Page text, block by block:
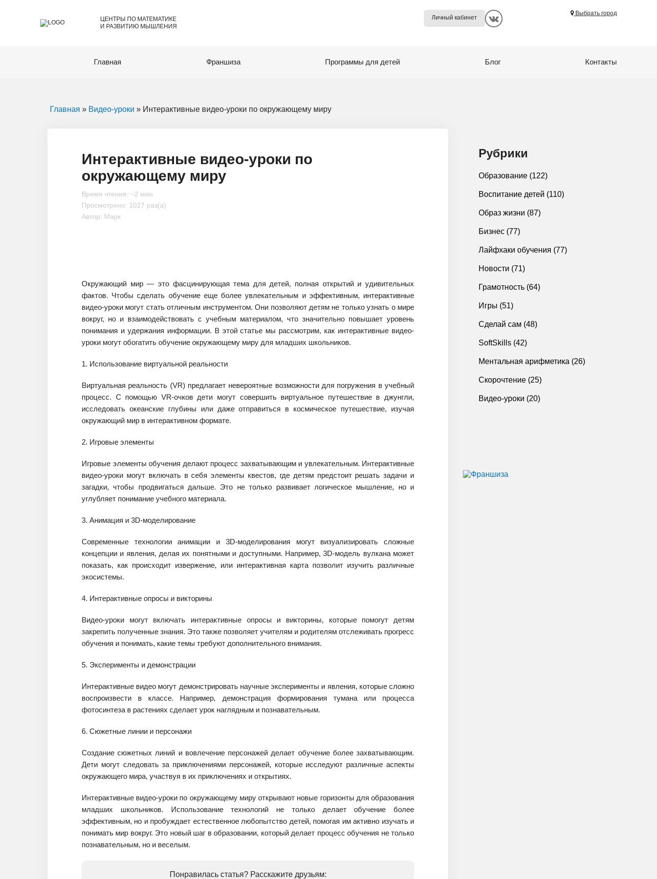
ЦЕНТРЫ ПО МАТЕМАТИКЕ
И РАЗВИТИЮ МЫШЛЕНИЯ
Личный кабинет
Выбрать город
Главная Франшиза Программы для детей Блог Контакты
Путилково
Пушкино
Тверь
Томск
Тында
Ульяновск
Главная » Видео-уроки » Интерактивные видео-уроки по окружающему миру
Интерактивные видео-уроки по
окружающему миру
Время чтения: ~2 мин
Просмотрено: 1027 раз(а)
Автор: Марк
Окружающий мир — это фасцинирующая тема для детей, полная открытий и удивительных
фактов. Чтобы сделать обучение еще более увлекательным и эффективным, интерактивные
видео-уроки могут стать отличным инструментом. Они позволяют детям не только узнать о мире
вокруг, но и взаимодействовать с учебным материалом, что значительно повышает уровень
понимания и удержания информации. В этой статье мы рассмотрим, как интерактивные видео-
уроки могут обогатить обучение окружающему миру для младших школьников.
1. Использование виртуальной реальности
Виртуальная реальность (VR) предлагает невероятные возможности для погружения в учебный
процесс. С помощью VR-очков дети могут совершить виртуальное путешествие в джунгли,
исследовать океанские глубины или даже отправиться в космическое путешествие, изучая
окружающий мир в интерактивном формате.
2. Игровые элементы
Игровые элементы обучения делают процесс захватывающим и увлекательным. Интерактивные
видео-уроки могут включать в себя элементы квестов, где детям предстоит решать задачи и
загадки, чтобы продвигаться дальше. Это не только развивает логическое мышление, но и
углубляет понимание учебного материала.
3. Анимация и 3D-моделирование
Современные технологии анимации и 3D-моделирования могут визуализировать сложные
концепции и явления, делая их понятными и доступными. Например, 3D-модель вулкана может
показать, как происходит извержение, или интерактивная карта позволит изучить различные
экосистемы.
4. Интерактивные опросы и викторины
Видео-уроки могут включать интерактивные опросы и викторины, которые помогут детям
закрепить полученные знания. Это также позволяет учителям и родителям отслеживать прогресс
обучения и понимать, какие темы требуют дополнительного внимания.
5. Эксперименты и демонстрации
Интерактивные видео могут демонстрировать научные эксперименты и явления, которые сложно
воспроизвести в классе. Например, демонстрация формирования тумана или процесса
фотосинтеза в растениях сделает урок наглядным и познавательным.
6. Сюжетные линии и персонажи
Создание сюжетных линий и вовлечение персонажей делает обучение более захватывающим.
Дети могут следовать за приключениями персонажей, которые исследуют различные аспекты
окружающего мира, участвуя в их приключениях и открытиях.
Интерактивные видео-уроки по окружающему миру открывают новые горизонты для образования
младших школьников. Использование технологий не только делает обучение более
эффективным, но и пробуждает естественное любопытство детей, помогая им активно изучать и
понимать мир вокруг. Это новый шаг в образовании, который делает процесс обучения не только
познавательным, но и веселым.
Понравилась статья? Расскажите друзьям:
Рубрики
Образование (122)
Воспитание детей (110)
Образ жизни (87)
Бизнес (77)
Лайфхаки обучения (77)
Новости (71)
Грамотность (64)
Игры (51)
Сделай сам (48)
SoftSkills (42)
Ментальная арифметика (26)
Скорочтение (25)
Видео-уроки (20)